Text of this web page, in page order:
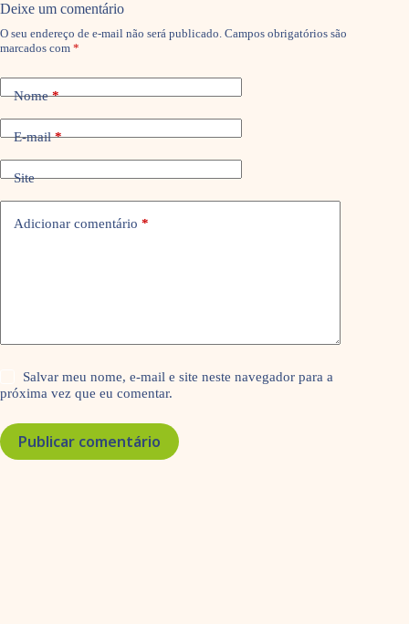
Deixe um comentário
O seu endereço de e-mail não será publicado. Campos obrigatórios são
marcados com *
Nome*
E-mail*
Site
Adicionar comentário *
Salvar meu nome, e-mail e site neste navegador para a
próxima vez que eu comentar.
Publicar comentário